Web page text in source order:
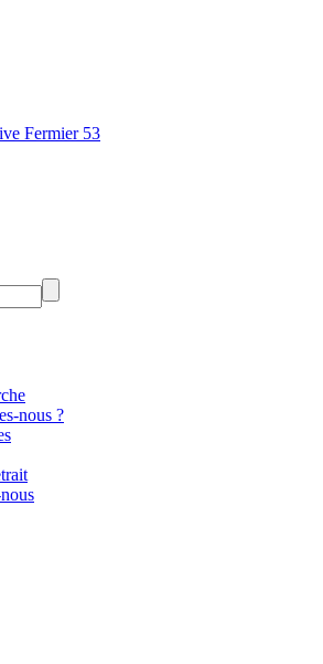
Fermier 53
nous ?